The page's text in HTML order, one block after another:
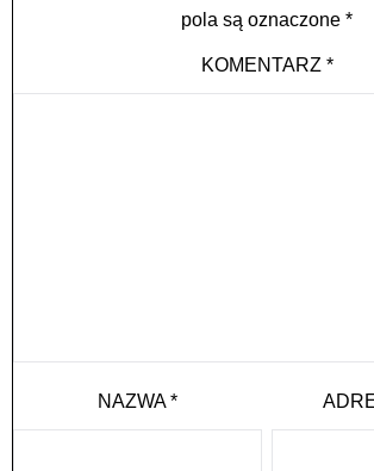
pola są oznaczone *
KOMENTARZ *
NAZWA*